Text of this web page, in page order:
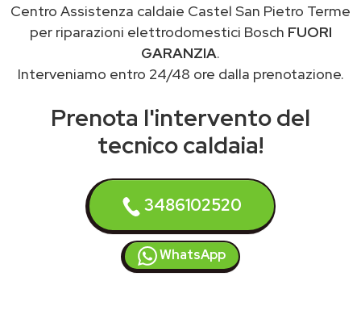
Centro Assistenza caldaie Castel San Pietro Terme
per riparazioni elettrodomestici Bosch FUORI
GARANZIA.
Interveniamo entro 24/48 ore dalla prenotazione.
Prenota l'intervento del
tecnico caldaia!
3486102520
WhatsApp